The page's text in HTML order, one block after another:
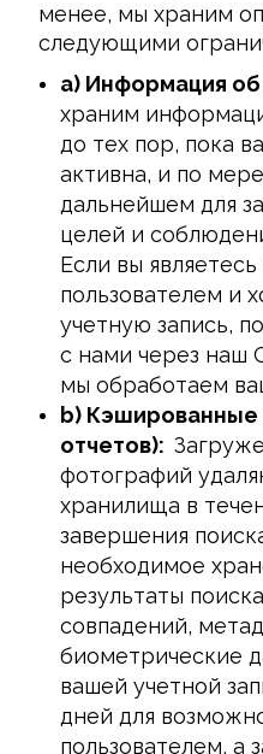
менее, мы храним
следующими
a) Информация об
храним
до тех пор, пока
активна, и по
дальнейшем для
целей и
Если вы
пользователем и
учетную запись,
с нами через наш
мы обработаем
b) Кэшированные
отчетов):
фотографий
хранилища в
завершения
необходимое
результаты
совпадений,
биометрические
вашей учетной
дней для
пользователем, а